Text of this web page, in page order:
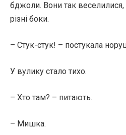
бджоли. Вони так
різні боки.
– Стук-стук! – постукала
У вулику стало тихо.
– Хто там? – питають.
– Мишка.